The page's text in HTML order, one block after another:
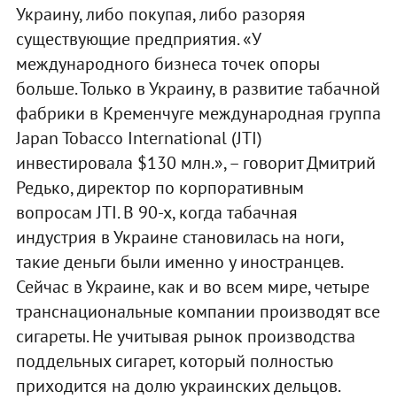
Украину, либо покупая, либо разоряя
существующие предприятия. «У
международного бизнеса точек опоры
больше. Только в Украину, в развитие табачной
фабрики в Кременчуге международная группа
Japan Tobacco International (JTI)
инвестировала $130 млн.», – говорит Дмитрий
Редько, директор по корпоративным
вопросам JTI. В 90-х, когда табачная
индустрия в Украине становилась на ноги,
такие деньги были именно у иностранцев.
Сейчас в Украине, как и во всем мире, четыре
транснациональные компании производят все
сигареты. Не учитывая рынок производства
поддельных сигарет, который полностью
приходится на долю украинских дельцов.